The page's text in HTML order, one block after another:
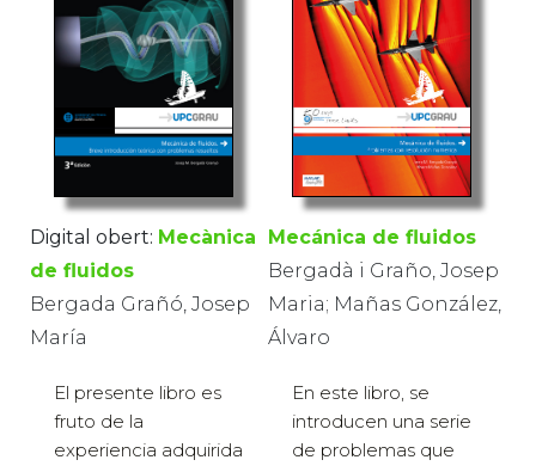
Digital obert: Mecànica
de fluidos
Bergada Grañó, Josep
María
El presente libro es
fruto de la
experiencia adquirida
Mecánica de fluidos
Bergadà i Graño, Josep
Maria; Mañas González,
Álvaro
En este libro, se
introducen una serie
de problemas que